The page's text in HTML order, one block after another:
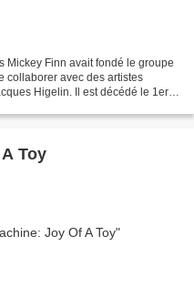
Mickey Finn avait fondé le groupe
collaborer avec des artistes
Higelin. Il est décédé le 1er
Toy